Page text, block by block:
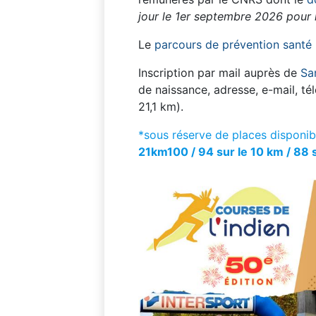
jour le 1er septembre 2026
Le parcours de prévention santé
Inscription par mail auprès de
de naissance, adresse, e-mail,
21,1 km).
*sous réserve de places
21km100 / 94 sur le 10 km / 88